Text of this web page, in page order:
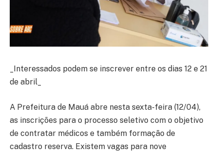
_Interessados podem se inscrever entre os dias 12 e 21
de abril_
A Prefeitura de Mauá abre nesta sexta-feira (12/04),
as inscrições para o processo seletivo com o objetivo
de contratar médicos e também formação de
cadastro reserva. Existem vagas para nove